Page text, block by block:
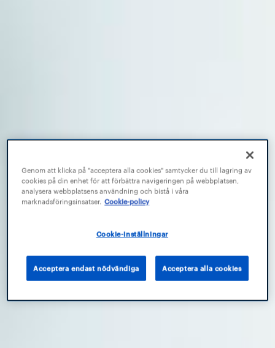
Genom att klicka på "acceptera alla cookies" samtycker du till lagring av
cookies på din enhet för att förbättra navigeringen på webbplatsen,
analysera webbplatsens användning och bistå i våra
marknadsföringsinsatser. Cookie-policy
Cookie-inställningar
Acceptera endast nödvändiga Acceptera alla cookies